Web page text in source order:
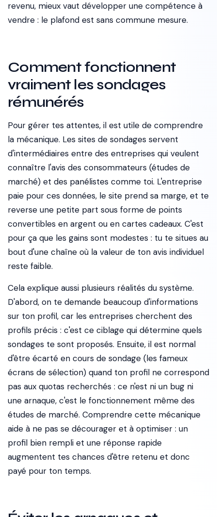
revenu, mieux vaut développer une compétence à
vendre : le plafond est sans commune mesure.
Comment fonctionnent
vraiment les sondages
rémunérés
Pour gérer tes attentes, il est utile de comprendre
la mécanique. Les sites de sondages servent
d'intermédiaires entre des entreprises qui veulent
connaître l'avis des consommateurs (études de
marché) et des panélistes comme toi. L'entreprise
paie pour ces données, le site prend sa marge, et te
reverse une petite part sous forme de points
convertibles en argent ou en cartes cadeaux. C'est
pour ça que les gains sont modestes : tu te situes au
bout d'une chaîne où la valeur de ton avis individuel
reste faible.
Cela explique aussi plusieurs réalités du système.
D'abord, on te demande beaucoup d'informations
sur ton profil, car les entreprises cherchent des
profils précis : c'est ce ciblage qui détermine quels
sondages te sont proposés. Ensuite, il est normal
d'être écarté en cours de sondage (les fameux
écrans de sélection) quand ton profil ne correspond
pas aux quotas recherchés : ce n'est ni un bug ni
une arnaque, c'est le fonctionnement même des
études de marché. Comprendre cette mécanique
aide à ne pas se décourager et à optimiser : un
profil bien rempli et une réponse rapide
augmentent tes chances d'être retenu et donc
payé pour ton temps.